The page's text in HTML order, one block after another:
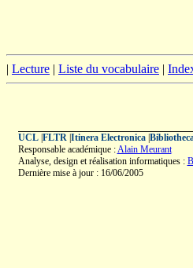
| Lecture | Liste du vocabulaire |
UCL| FLTR| Itinera Electronica|
Responsable académique :Alain Meurant
Analyse, design et réalisation informatiques :
Dernière mise à jour : 16/06/2005